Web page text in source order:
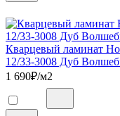
Кварцевый ламинат
12/33-3008 Дуб
1 690₽/м2